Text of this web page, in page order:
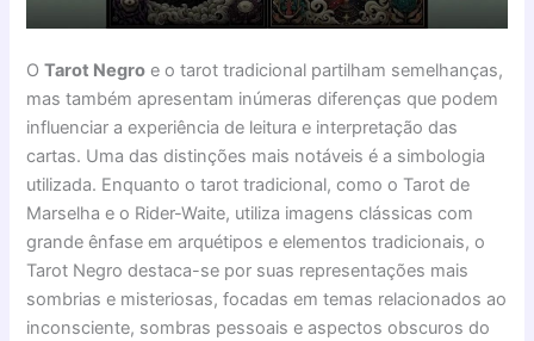
OTarot Negro e o tarot tradicional partilham semelhanças,
mas também apresentam inúmeras diferenças que podem
influenciar a experiência de leitura e interpretação das
cartas. Uma das distinções mais notáveis é a simbologia
utilizada. Enquanto o tarot tradicional, como o Tarot de
Marselha e o Rider-Waite, utiliza imagens clássicas com
grande ênfase em arquétipos e elementos tradicionais, o
Tarot Negro destaca-se por suas representações mais
sombrias e misteriosas, focadas em temas relacionados ao
inconsciente, sombras pessoais e aspectos obscuros do